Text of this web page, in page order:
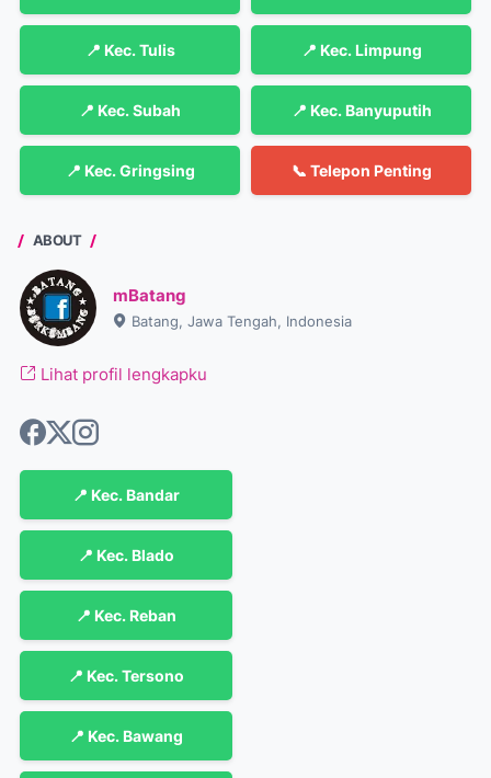
📍 Kec. Tulis 📍 Kec. Limpung
📍 Kec. Subah 📍 Kec. Banyuputih
📍 Kec. Gringsing 📞 Telepon Penting
ABOUT
mBatang
Batang, Jawa Tengah, Indonesia
Lihat profil lengkapku
📍 Kec. Bandar
📍 Kec. Blado
📍 Kec. Reban
📍 Kec. Tersono
📍 Kec. Bawang